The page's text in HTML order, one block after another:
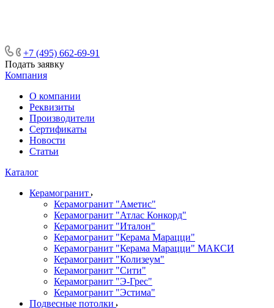
+7 (495) 662-69-91
Подать заявку
Компания
О компании
Реквизиты
Производители
Сертификаты
Новости
Статьи
Каталог
Керамогранит
Керамогранит "Аметис"
Керамогранит "Атлас Конкорд"
Керамогранит "Италон"
Керамогранит "Керама Марацци"
Керамогранит "Керама Марацци" МАКСИ
Керамогранит "Колизеум"
Керамогранит "Сити"
Керамогранит "Э-Грес"
Керамогранит "Эстима"
Подвесные потолки